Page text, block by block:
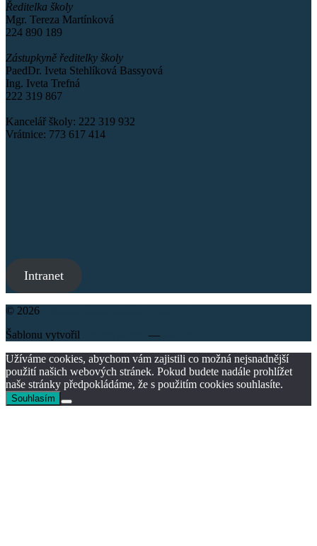
Ředitelka školy
Mgr. Tereza Martínková
224 890 189
Zástupkyně ředitelky školy
PaedDr. Iveta Stehlíková Bassyová
Ing. Iveta Trefná
222 319 867
Kancelář školy: 222 319 932
Vrátnice: 773 617 414
Intranet
© 2026
Šablonu vytvořil
—
Užíváme cookies, abychom vám zajistili co možná nejsnadnější
použití našich webových stránek. Pokud budete nadále prohlížet
naše stránky předpokládáme, že s použitím cookies souhlasíte.
Souhlasím